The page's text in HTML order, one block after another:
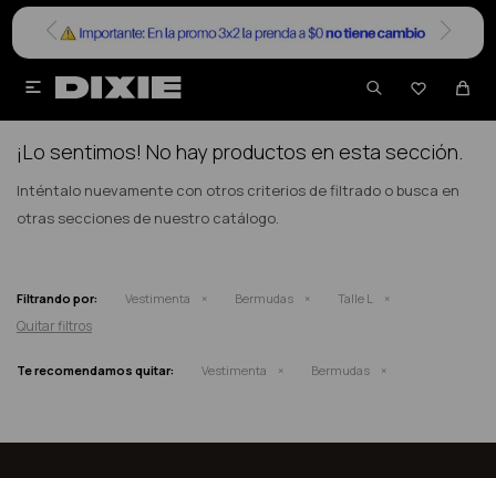


NO SE HAN RECUPERADO PRODUCTOS
¡Lo sentimos! No hay productos en esta sección.
Inténtalo nuevamente con otros criterios de filtrado o busca en
otras secciones de nuestro catálogo.
Filtrando por: Vestimenta Bermudas Talle L
Quitar filtros
Te recomendamos quitar: Vestimenta Bermudas